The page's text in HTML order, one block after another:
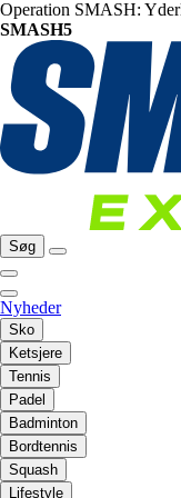
Operation SMASH:
SMASH5
Søg
Nyheder
Sko
Ketsjere
Tennis
Padel
Badminton
Bordtennis
Squash
Lifestyle